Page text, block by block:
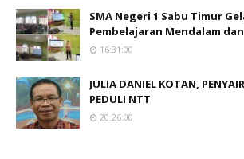
SMA Negeri 1 Sabu Timur
Pembelajaran Mendalam
16:31:00
JULIA DANIEL KOTAN,
PEDULI NTT
20:26:00